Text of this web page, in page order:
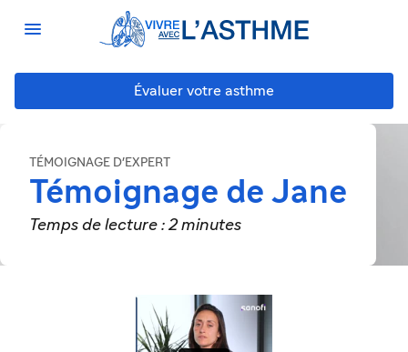

Évaluer votre asthme
TÉMOIGNAGE D'EXPERT
Témoignage de Jane
Temps de lecture : 2 minutes